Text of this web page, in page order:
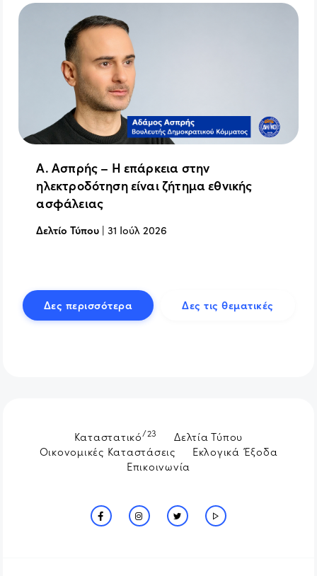
Α. Ασπρής – Η επάρκεια στην
ηλεκτροδότηση είναι ζήτημα εθνικής
ασφάλειας
Δελτίο Τύπου |31 Ιούλ 2026
Δες περισσότερα Δες τις θεματικές
Καταστατικό/23
Δελτία Τύπου
Οικονομικές Καταστάσεις
Εκλογικά Έξοδα
Επικοινωνία